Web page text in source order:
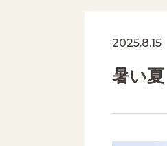
2025.8.15
暑い